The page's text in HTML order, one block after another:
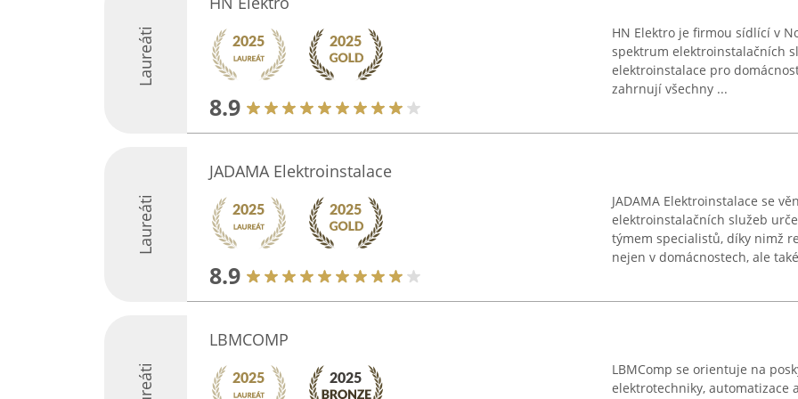
Laureáti
8.9
HN Elektro je firmou sídlící v
spektrum elektroinstalačních
elektroinstalace pro
zahrnují všechny ...
Laureáti
JADAMA Elektroinstalace
8.9
JADAMA Elektroinstalace se
elektroinstalačních služeb
týmem specialistů, díky nimž
nejen v domácnostech, ale
LBMCOMP
LBMComp se orientuje na
elektrotechniky, automatizace